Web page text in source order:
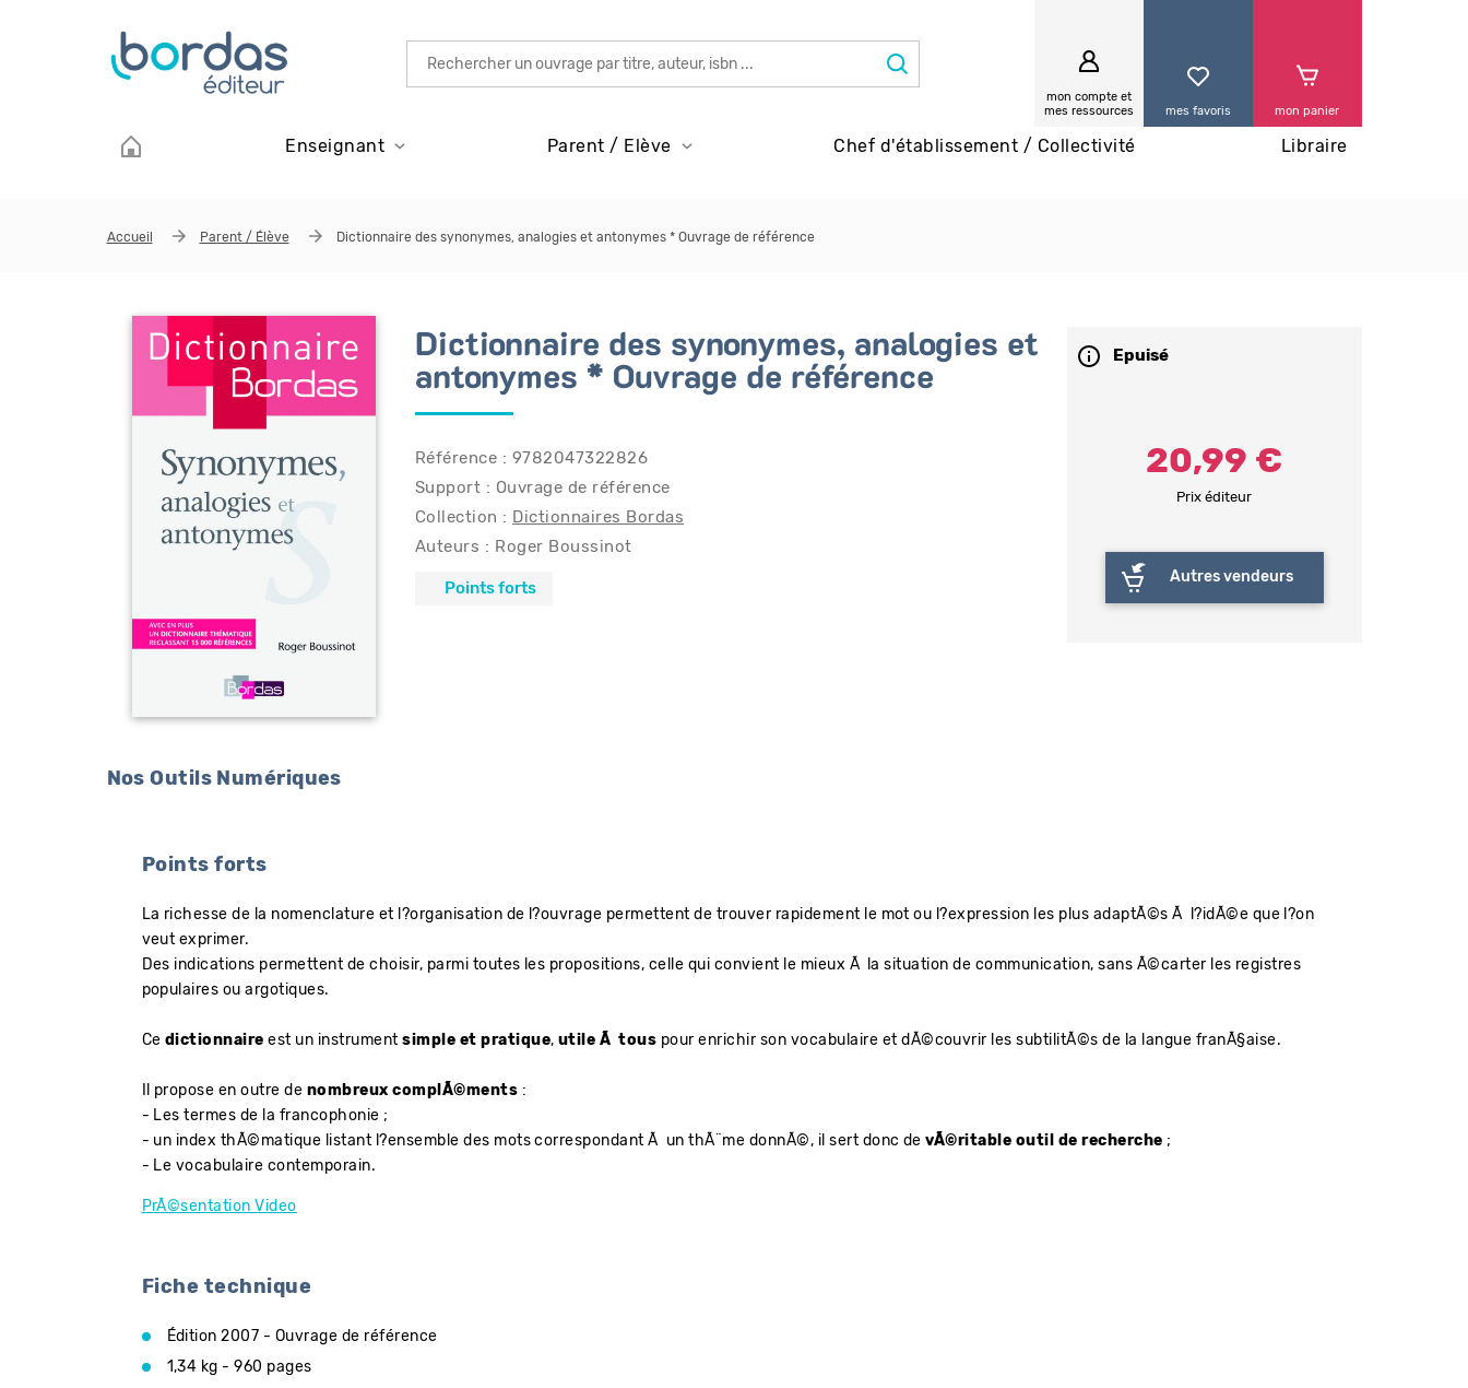
Aller au contenu principal
mon compte et
mes ressources
mes favoris mon panier
Enseignant Parent / Elève Chef d'établissement / Collectivité Libraire
Accueil Parent / Élève Dictionnaire des synonymes, analogies et antonymes * Ouvrage de référence
Dictionnaire des synonymes, analogies et
antonymes * Ouvrage de référence
Référence : 9782047322826
Support : Ouvrage de référence
Collection : Dictionnaires Bordas
Auteurs : Roger Boussinot
Points forts
Epuisé
Prix éditeur
20,99 €
Autres vendeurs
Nos Outils Numériques
Points forts
La richesse de la nomenclature et l?organisation de l?ouvrage permettent de trouver rapidement le mot ou l?expression les plus adaptÃ©s Ã l?idÃ©e que l?on
veut exprimer.
Des indications permettent de choisir, parmi toutes les propositions, celle qui convient le mieux Ã la situation de communication, sans Ã©carter les registres
populaires ou argotiques.
Ce dictionnaire est un instrumentsimple et pratique, utile Ã tous pour enrichir son vocabulaire et dÃ©couvrir les subtilitÃ©s de la langue franÃ§aise.
Il propose en outre de nombreux complÃ©ments :
- Les termes de la francophonie ;
- un index thÃ©matique listant l?ensemble des mots correspondant Ã un thÃ¨me donnÃ©, il sert donc devÃ©ritable outil de recherche ;
- Le vocabulaire contemporain.
PrÃ©sentation Video
Fiche technique
Édition 2007 - Ouvrage de référence
1,34 kg - 960 pages